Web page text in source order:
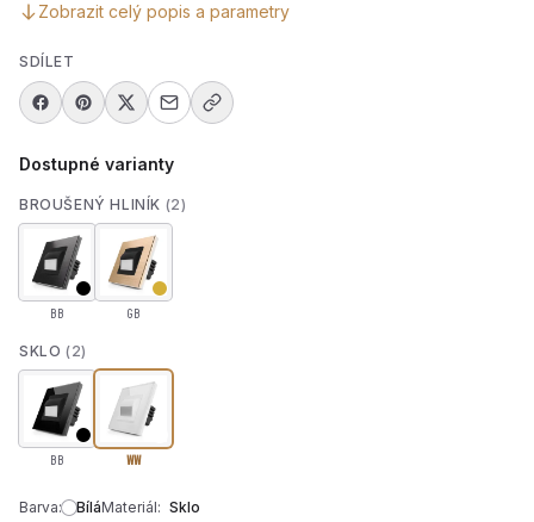
Zobrazit celý popis a parametry
SDÍLET
Dostupné varianty
BROUŠENÝ HLINÍK (2)
BB GB
SKLO (2)
BB WW
Barva: BíláMateriál: Sklo